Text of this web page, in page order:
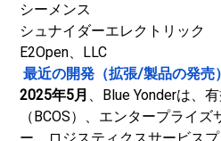
シーメンス
シュナイダーエレクトリック
E2Open、LLC
最近の開発（拡張/製品の発売）
2025年5月 、Blue Yonderは、
（BCOS）、エンタープライ